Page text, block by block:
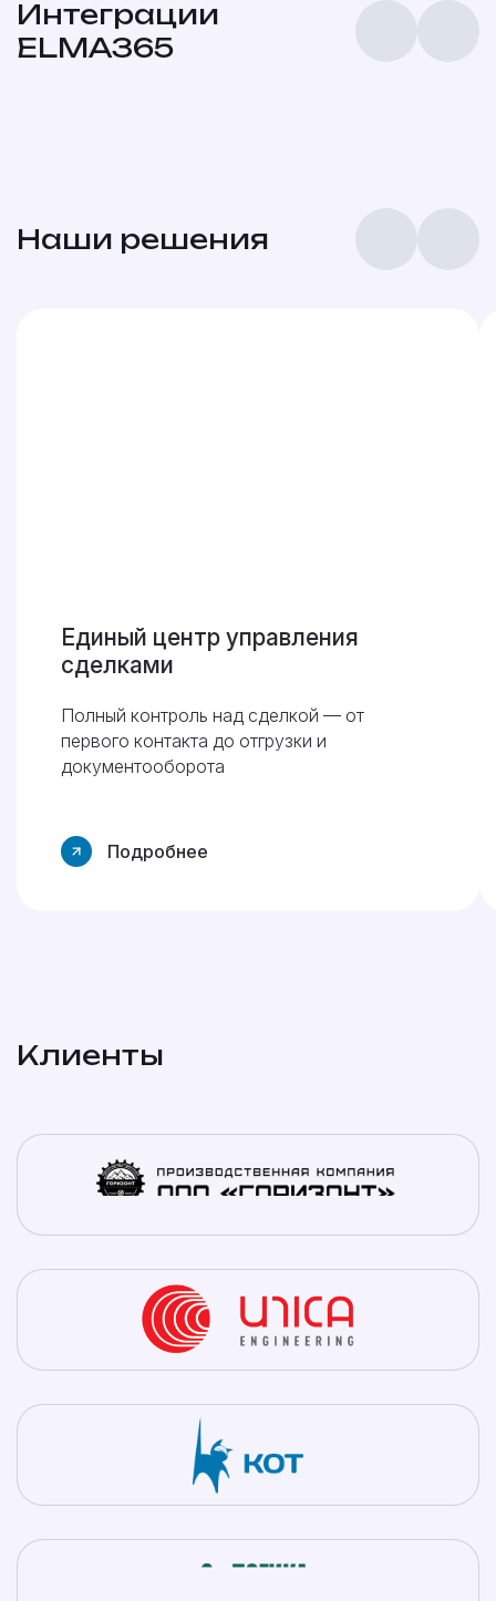
Интеграции
ELMA365
Наши решения
Единый центр управления
сделками
Полный контроль над сделкой — от
первого контакта до отгрузки и
документооборота
Подробнее
Клиенты